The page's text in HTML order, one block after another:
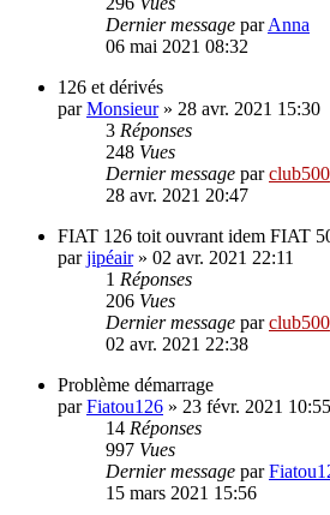
Dernier message parAnna
06 mai 2021 08:32
126 et dérivés
parMonsieur» 28 avr. 2021 15:30
3 Réponses
248 Vues
Dernier message parclub500
28 avr. 2021 20:47
FIAT 126 toit ouvrant idem FIAT
parjipéair» 02 avr. 2021 22:11
1 Réponses
206 Vues
Dernier message parclub500
02 avr. 2021 22:38
Problème démarrage
parFiatou126 » 23 févr. 2021 10:55
14 Réponses
997 Vues
Dernier message par
15 mars 2021 15:56